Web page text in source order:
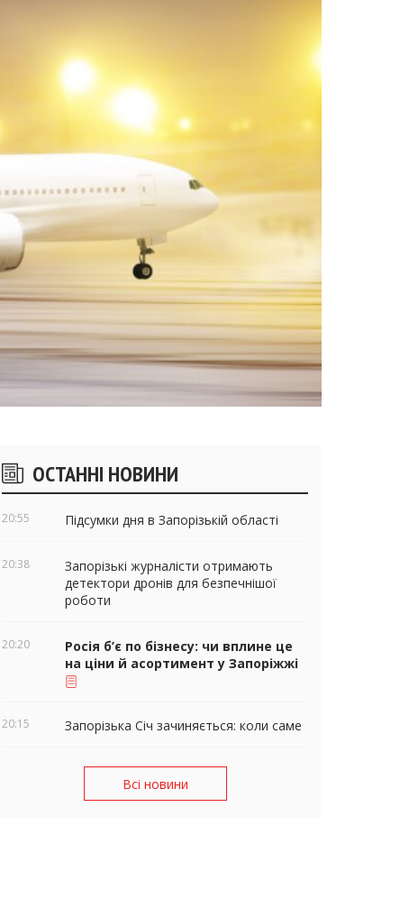
Бічні
віджети
ОСТАННІ НОВИНИ
20:55 Підсумки дня в Запорізькій області
20:38
Запорізькі журналісти отримають
детектори дронів для безпечнішої
роботи
20:20
Росія б’є по бізнесу: чи вплине це
на ціни й асортимент у Запоріжжі
20:15 Запорізька Січ зачиняється: коли саме
Всі новини